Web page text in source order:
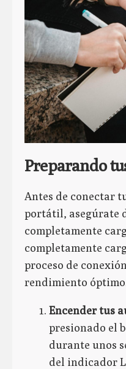
Preparando
Antes de conectar
portátil, asegúrate
completamente
completamente
proceso de
rendimiento
Encender tus
presionado el
durante unos
del indicador